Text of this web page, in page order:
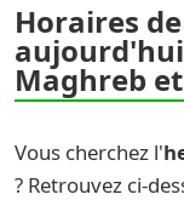
Horaires
aujourd'hui
Maghreb
Vous cherchez l'
? Retrouvez ci-